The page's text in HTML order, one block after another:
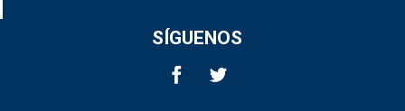
SÍGUENOS